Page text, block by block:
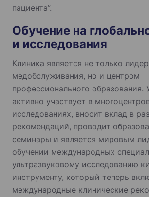
пациента”.
Обучение на
и исследования
Клиника является не только
медобслуживания, но и центром
профессионального образования.
активно участвует в
исследованиях, вносит вклад в
рекомендаций, проводит
семинары и является мировым
обучении международных
ультразвуковому исследованию
инструменту, который теперь
международные клинические